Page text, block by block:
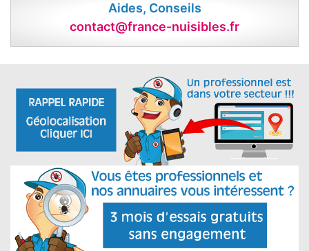
Aides, Conseils
contact@france-nuisibles.fr